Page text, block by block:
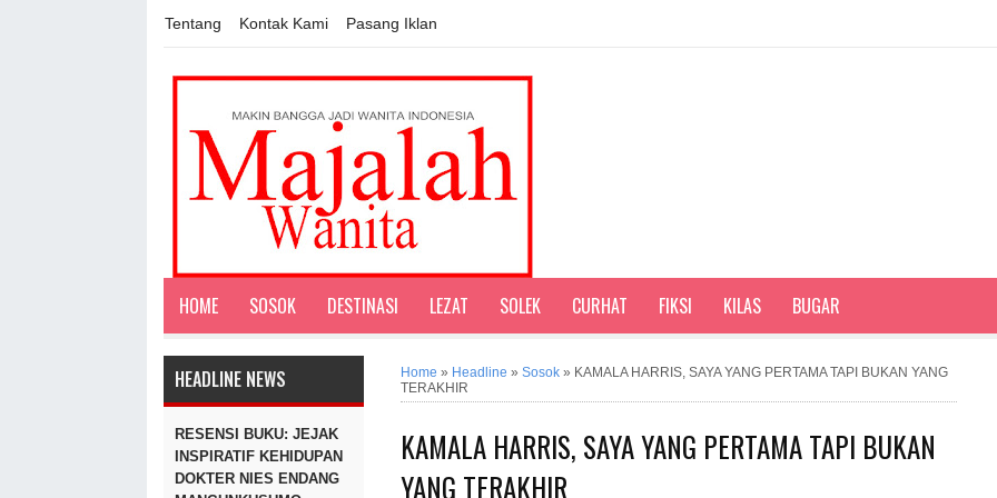
Tentang Kontak Kami Pasang Iklan
HOME SOSOK DESTINASI LEZAT SOLEK CURHAT FIKSI KILAS BUGAR
HEADLINE NEWS
RESENSI BUKU: JEJAK
INSPIRATIF KEHIDUPAN
DOKTER NIES ENDANG
Home » Headline » Sosok » KAMALA HARRIS, SAYA YANG PERTAMA TAPI BUKAN YANG
TERAKHIR
KAMALA HARRIS, SAYA YANG PERTAMA TAPI BUKAN
YANG TERAKHIR